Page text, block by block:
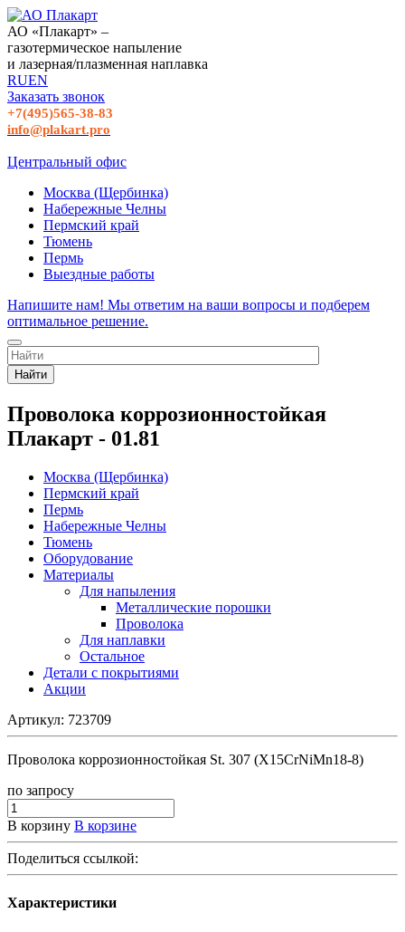
АО «Плакарт» –
газотермическое напыление
и лазерная/плазменная наплавка
RUEN
Заказать звонок
+7(495)565-38-83
info@plakart.pro
Центральный офис
Москва (Щербинка)
Набережные Челны
Пермский край
Тюмень
Пермь
Выездные работы
Напишите нам! Мы ответим на ваши вопросы и подберем
оптимальное решение.
Найти
Проволока коррозионностойкая
Плакарт - 01.81
Москва (Щербинка)
Пермский край
Пермь
Набережные Челны
Тюмень
Оборудование
Материалы
Для напыления
Металлические порошки
Проволока
Для наплавки
Остальное
Детали с покрытиями
Акции
Артикул: 723709
Проволока коррозионностойкая St. 307 (Х15СrNiMn18-8)
по запросу
В корзину В корзине
Поделиться ссылкой:
Характеристики